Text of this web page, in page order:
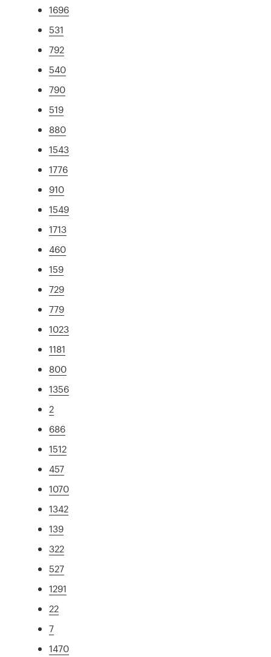
1696
531
792
540
790
519
880
1543
1776
910
1549
1713
460
159
729
779
1023
1181
800
1356
2
686
1512
457
1070
1342
139
322
527
1291
22
7
1470